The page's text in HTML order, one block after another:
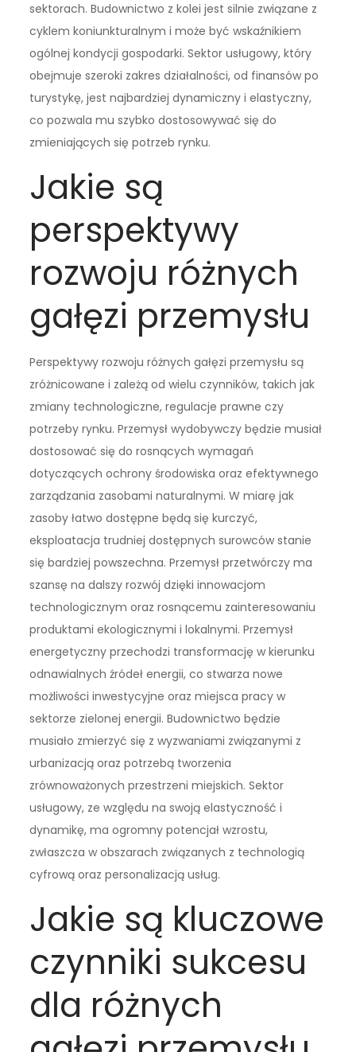
sektorach. Budownictwo z kolei jest silnie związane z
cyklem koniunkturalnym i może być wskaźnikiem
ogólnej kondycji gospodarki. Sektor usługowy, który
obejmuje szeroki zakres działalności, od finansów po
turystykę, jest najbardziej dynamiczny i elastyczny,
co pozwala mu szybko dostosowywać się do
zmieniających się potrzeb rynku.
Jakie są
perspektywy
rozwoju różnych
gałęzi przemysłu
Perspektywy rozwoju różnych gałęzi przemysłu są
zróżnicowane i zależą od wielu czynników, takich jak
zmiany technologiczne, regulacje prawne czy
potrzeby rynku. Przemysł wydobywczy będzie musiał
dostosować się do rosnących wymagań
dotyczących ochrony środowiska oraz efektywnego
zarządzania zasobami naturalnymi. W miarę jak
zasoby łatwo dostępne będą się kurczyć,
eksploatacja trudniej dostępnych surowców stanie
się bardziej powszechna. Przemysł przetwórczy ma
szansę na dalszy rozwój dzięki innowacjom
technologicznym oraz rosnącemu zainteresowaniu
produktami ekologicznymi i lokalnymi. Przemysł
energetyczny przechodzi transformację w kierunku
odnawialnych źródeł energii, co stwarza nowe
możliwości inwestycyjne oraz miejsca pracy w
sektorze zielonej energii. Budownictwo będzie
musiało zmierzyć się z wyzwaniami związanymi z
urbanizacją oraz potrzebą tworzenia
zrównoważonych przestrzeni miejskich. Sektor
usługowy, ze względu na swoją elastyczność i
dynamikę, ma ogromny potencjał wzrostu,
zwłaszcza w obszarach związanych z technologią
cyfrową oraz personalizacją usług.
Jakie są kluczowe
czynniki sukcesu
dla różnych